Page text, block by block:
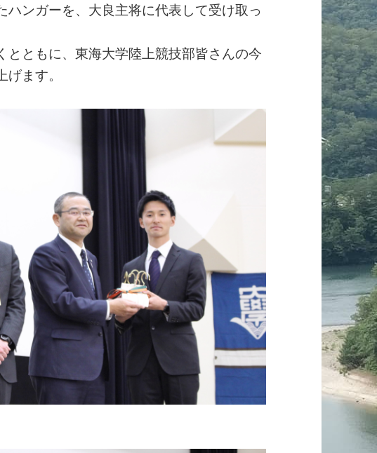
ハンガーを、大良主将に代表して受け取っ
とともに、東海大学陸上競技部皆さんの今
ます。